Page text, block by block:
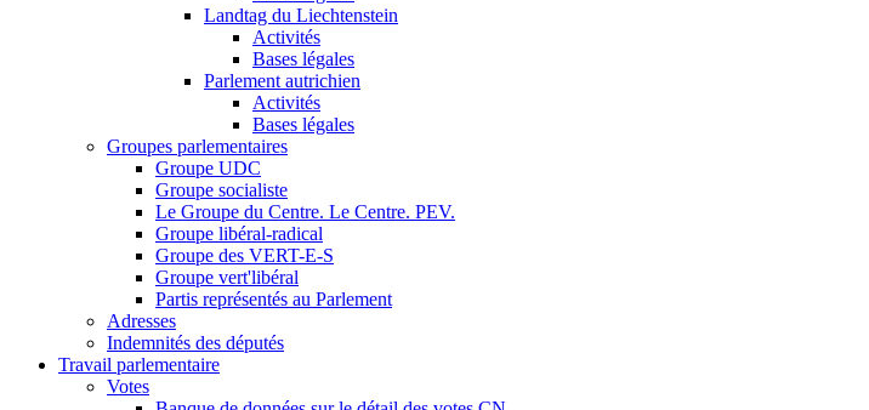
Landtag du Liechtenstein
Activités
Bases légales
Parlement autrichien
Activités
Bases légales
Groupes parlementaires
Groupe UDC
Groupe socialiste
Le Groupe du Centre. Le Centre. PEV.
Groupe libéral-radical
Groupe des VERT-E-S
Groupe vert'libéral
Partis représentés au Parlement
Adresses
Indemnités des députés
Travail parlementaire
Votes